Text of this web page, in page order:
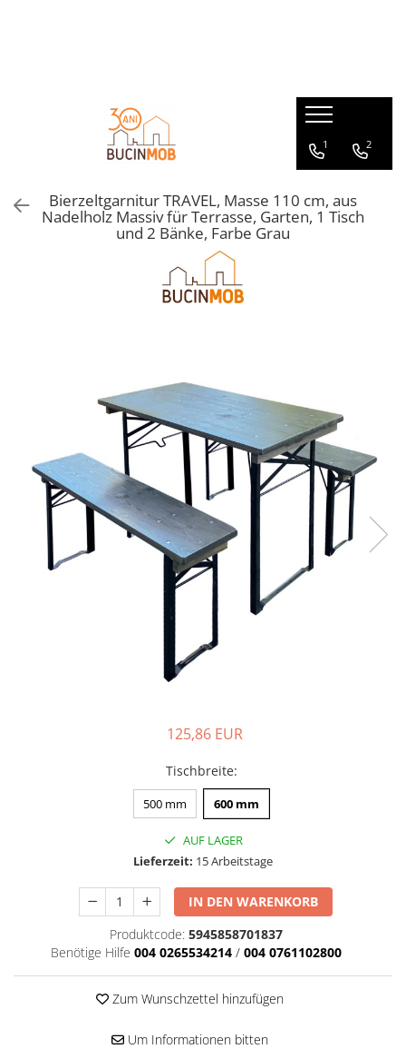
Holzläden aus Massivholz
Wohnzimmerbänke
Kommoden - Sideboards
Couchtische - Beistelltische
Wohnzimmerstühle
1 2
Bierzeltgarnitur TRAVEL, Masse 110 cm, aus
Nadelholz Massiv für Terrasse, Garten, 1 Tisch
und 2 Bänke, Farbe Grau
125,86 EUR
Tischbreite:
500 mm 600 mm
AUF LAGER
Lieferzeit: 15 Arbeitstage
IN DEN WARENKORB
Produktcode: 5945858701837
Benötige Hilfe 004 0265534214 / 004 0761102800
Zum Wunschzettel hinzufügen
Um Informationen bitten